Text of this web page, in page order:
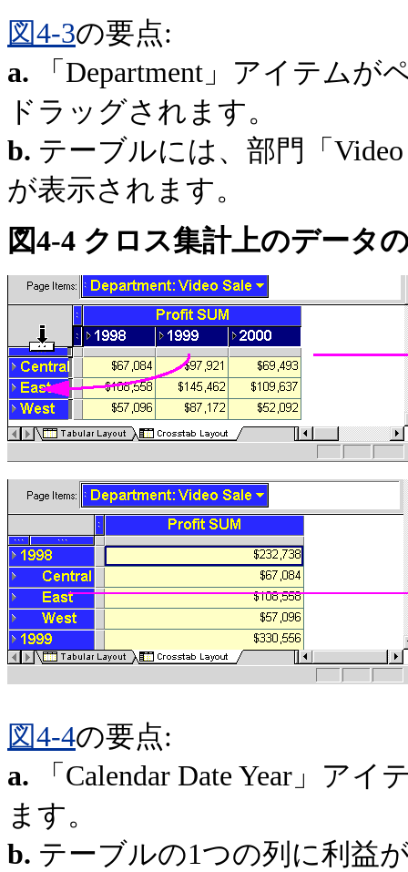
図4-3の要点:
a. 「Department」アイテム
ドラッグされます。
b. テーブルには、部門「
が表示されます。
図4-4 クロス集計上のデータ
図4-4の要点:
a. 「Calendar Date Year」ア
ます。
b. テーブルの1つの列に利益